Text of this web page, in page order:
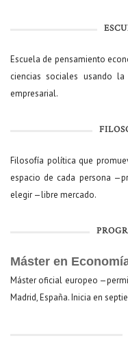
Escuela de pensamiento
ciencias sociales usando
empresarial.
Filosofía política que
espacio de cada persona
elegir —libre mercado.
Máster en
Máster oficial europeo
Madrid, España. Inicia en